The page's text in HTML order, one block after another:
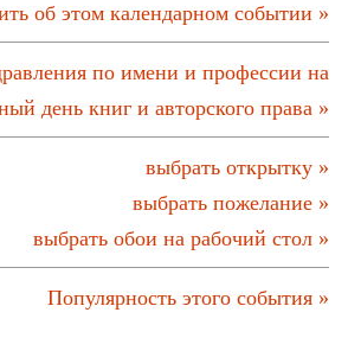
об этом календарном событии »
по имени и профессии на
день книг и авторского права »
выбрать открытку »
выбрать пожелание »
выбрать обои на рабочий стол »
Популярность этого события »